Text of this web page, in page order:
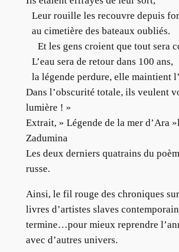
Leur rouille les recouvre depuis
au cimetière des bateaux oubliés.
Et les gens croient que tout sera
L’eau sera de retour dans 100 ans,
la légende perdure, elle maintient
Dans l’obscurité totale, ils veulent
lumière ! »
Extrait, » Légende de la mer d’Ara
Zadumina
Les deux derniers quatrains du
russe.
Ainsi, le fil rouge des chroniques
livres d’artistes slaves
termine…pour mieux reprendre
avec d’autres univers.